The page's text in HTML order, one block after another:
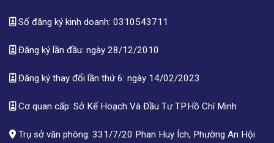
Số đăng ký kinh doanh: 0310543711
Đăng ký lần đầu: ngày 28/12/2010
Đăng ký thay đổi lần thứ 6: ngày 14/02/2023
Cơ quan cấp: Sở Kế Hoạch Và Đầu Tư TP.Hồ Chí Minh
Trụ sở văn phòng: 331/7/20 Phan Huy Ích, Phường An Hội